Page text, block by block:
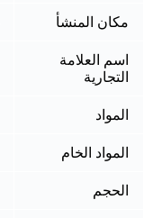
مكان المنشأ
اسم العلامة
التجارية
المواد
المواد الخام
الحجم